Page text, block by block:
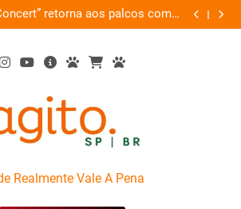
retorna aos palcos com a
Nova Orquestra
Cobasi
Realmente Vale A Pena